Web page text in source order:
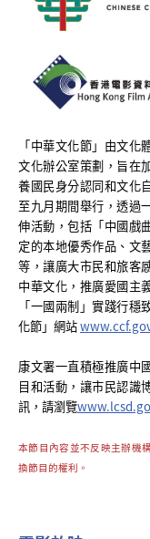
「中華文化節」由文
文化辦公室策劃，旨在
養國民身分認同和文化
至九月期間舉行，透過
伸活動，包括「中國戲
定的本地優秀作品、文
等，讓廣大市民和旅客
中華文化，推廣愛國主
「一國兩制」實踐行
化節」網站
康文署一直積極推廣中
目和活動，讓市民認識
訊，請瀏覽
本節目內容並不反映主辦機
換節目的權利。